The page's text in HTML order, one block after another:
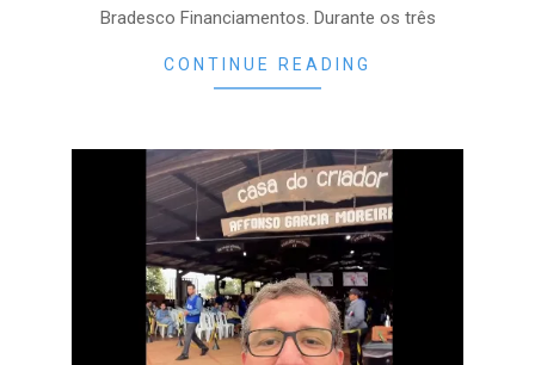
Bradesco Financiamentos. Durante os três
CONTINUE READING